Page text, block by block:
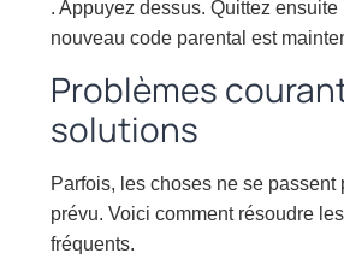
. Appuyez dessus. Quittez ensuite
nouveau code parental est
Problèmes
solutions
Parfois, les choses ne se passent
prévu. Voici comment résoudre
fréquents.